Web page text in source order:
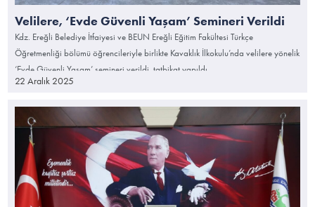
Velilere, ‘Evde Güvenli Yaşam’ Semineri Verildi
Kdz. Ereğli Belediye İtfaiyesi ve BEUN Ereğli Eğitim Fakültesi Türkçe
Öğretmenliği bölümü öğrencileriyle birlikte Kavaklık İlkokulu’nda velilere yönelik
‘Evde Güvenli Yaşam’ semineri verildi, tatbikat yapıldı.
22 Aralık 2025